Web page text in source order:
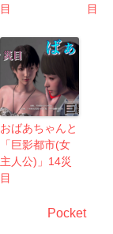
目
目
おばあちゃんと
「巨影都市(女
主人公)」14災
目
Pocket